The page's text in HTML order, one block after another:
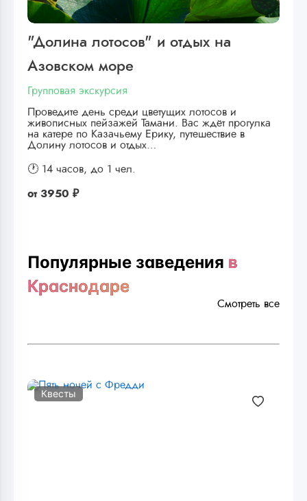
"Долина лотосов" и отдых на
Азовском море
Групповая экскурсия
Проведите день среди цветущих лотосов и
живописных пейзажей Тамани. Вас ждёт прогулка
на катере по Казачьему Ерику, путешествие в
Долину лотосов и отдых…
🕐 14 часов, до 1 чел.
от 3950 ₽
Популярные заведения в
Краснодаре
Смотреть все
Квесты